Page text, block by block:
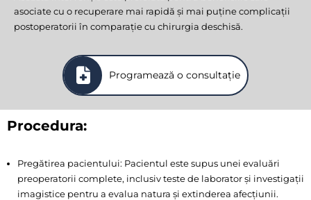
asociate cu o recuperare mai rapidă și mai puține complicații
postoperatorii în comparație cu chirurgia deschisă.
Programează o consultație
Procedura:
Pregătirea pacientului: Pacientul este supus unei evaluări
preoperatorii complete, inclusiv teste de laborator și investigații
imagistice pentru a evalua natura și extinderea afecțiunii.